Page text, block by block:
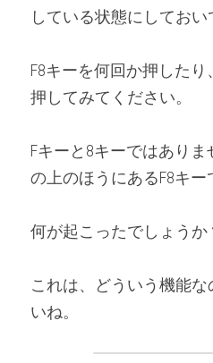
している状態にしておい
F8キーを何回か押したり
押してみてください。
Fキーと8キーではあり
の上のほうにあるF8キー
何が起こったでしょうか
これは、どういう機能
いね。